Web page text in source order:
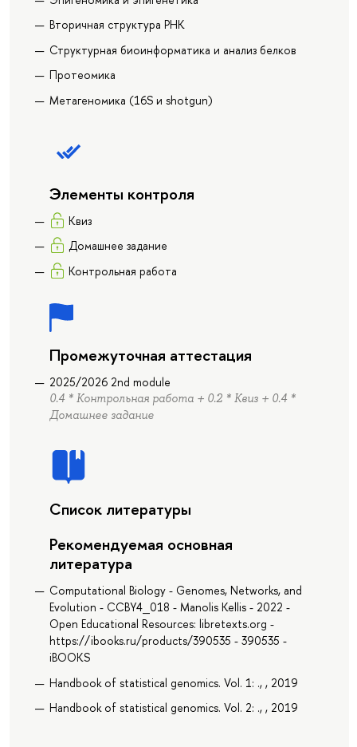
Вторичная структура РНК
Структурная биоинформатика и анализ белков
Протеомика
Метагеномика (16S и shotgun)
Элементы контроля
Квиз
Домашнее задание
Контрольная работа
Промежуточная аттестация
2025/2026 2nd module
0.4 * Контрольная работа + 0.2 * Квиз + 0.4 *
Домашнее задание
Список литературы
Рекомендуемая основная
литература
Computational Biology - Genomes, Networks, and
Evolution - CCBY4_018 - Manolis Kellis - 2022 -
Open Educational Resources: libretexts.org -
https://ibooks.ru/products/390535 - 390535 -
iBOOKS
Handbook of statistical genomics. Vol. 1: ., , 2019
Handbook of statistical genomics. Vol. 2: ., , 2019